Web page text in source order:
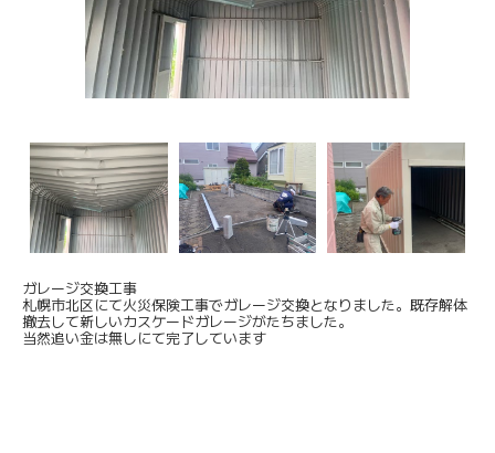
ガレージ交換工事
札幌市北区にて火災保険工事でガレージ交換となりました。既存解体
撤去して新しいカスケードガレージがたちました。
当然追い金は無しにて完了しています